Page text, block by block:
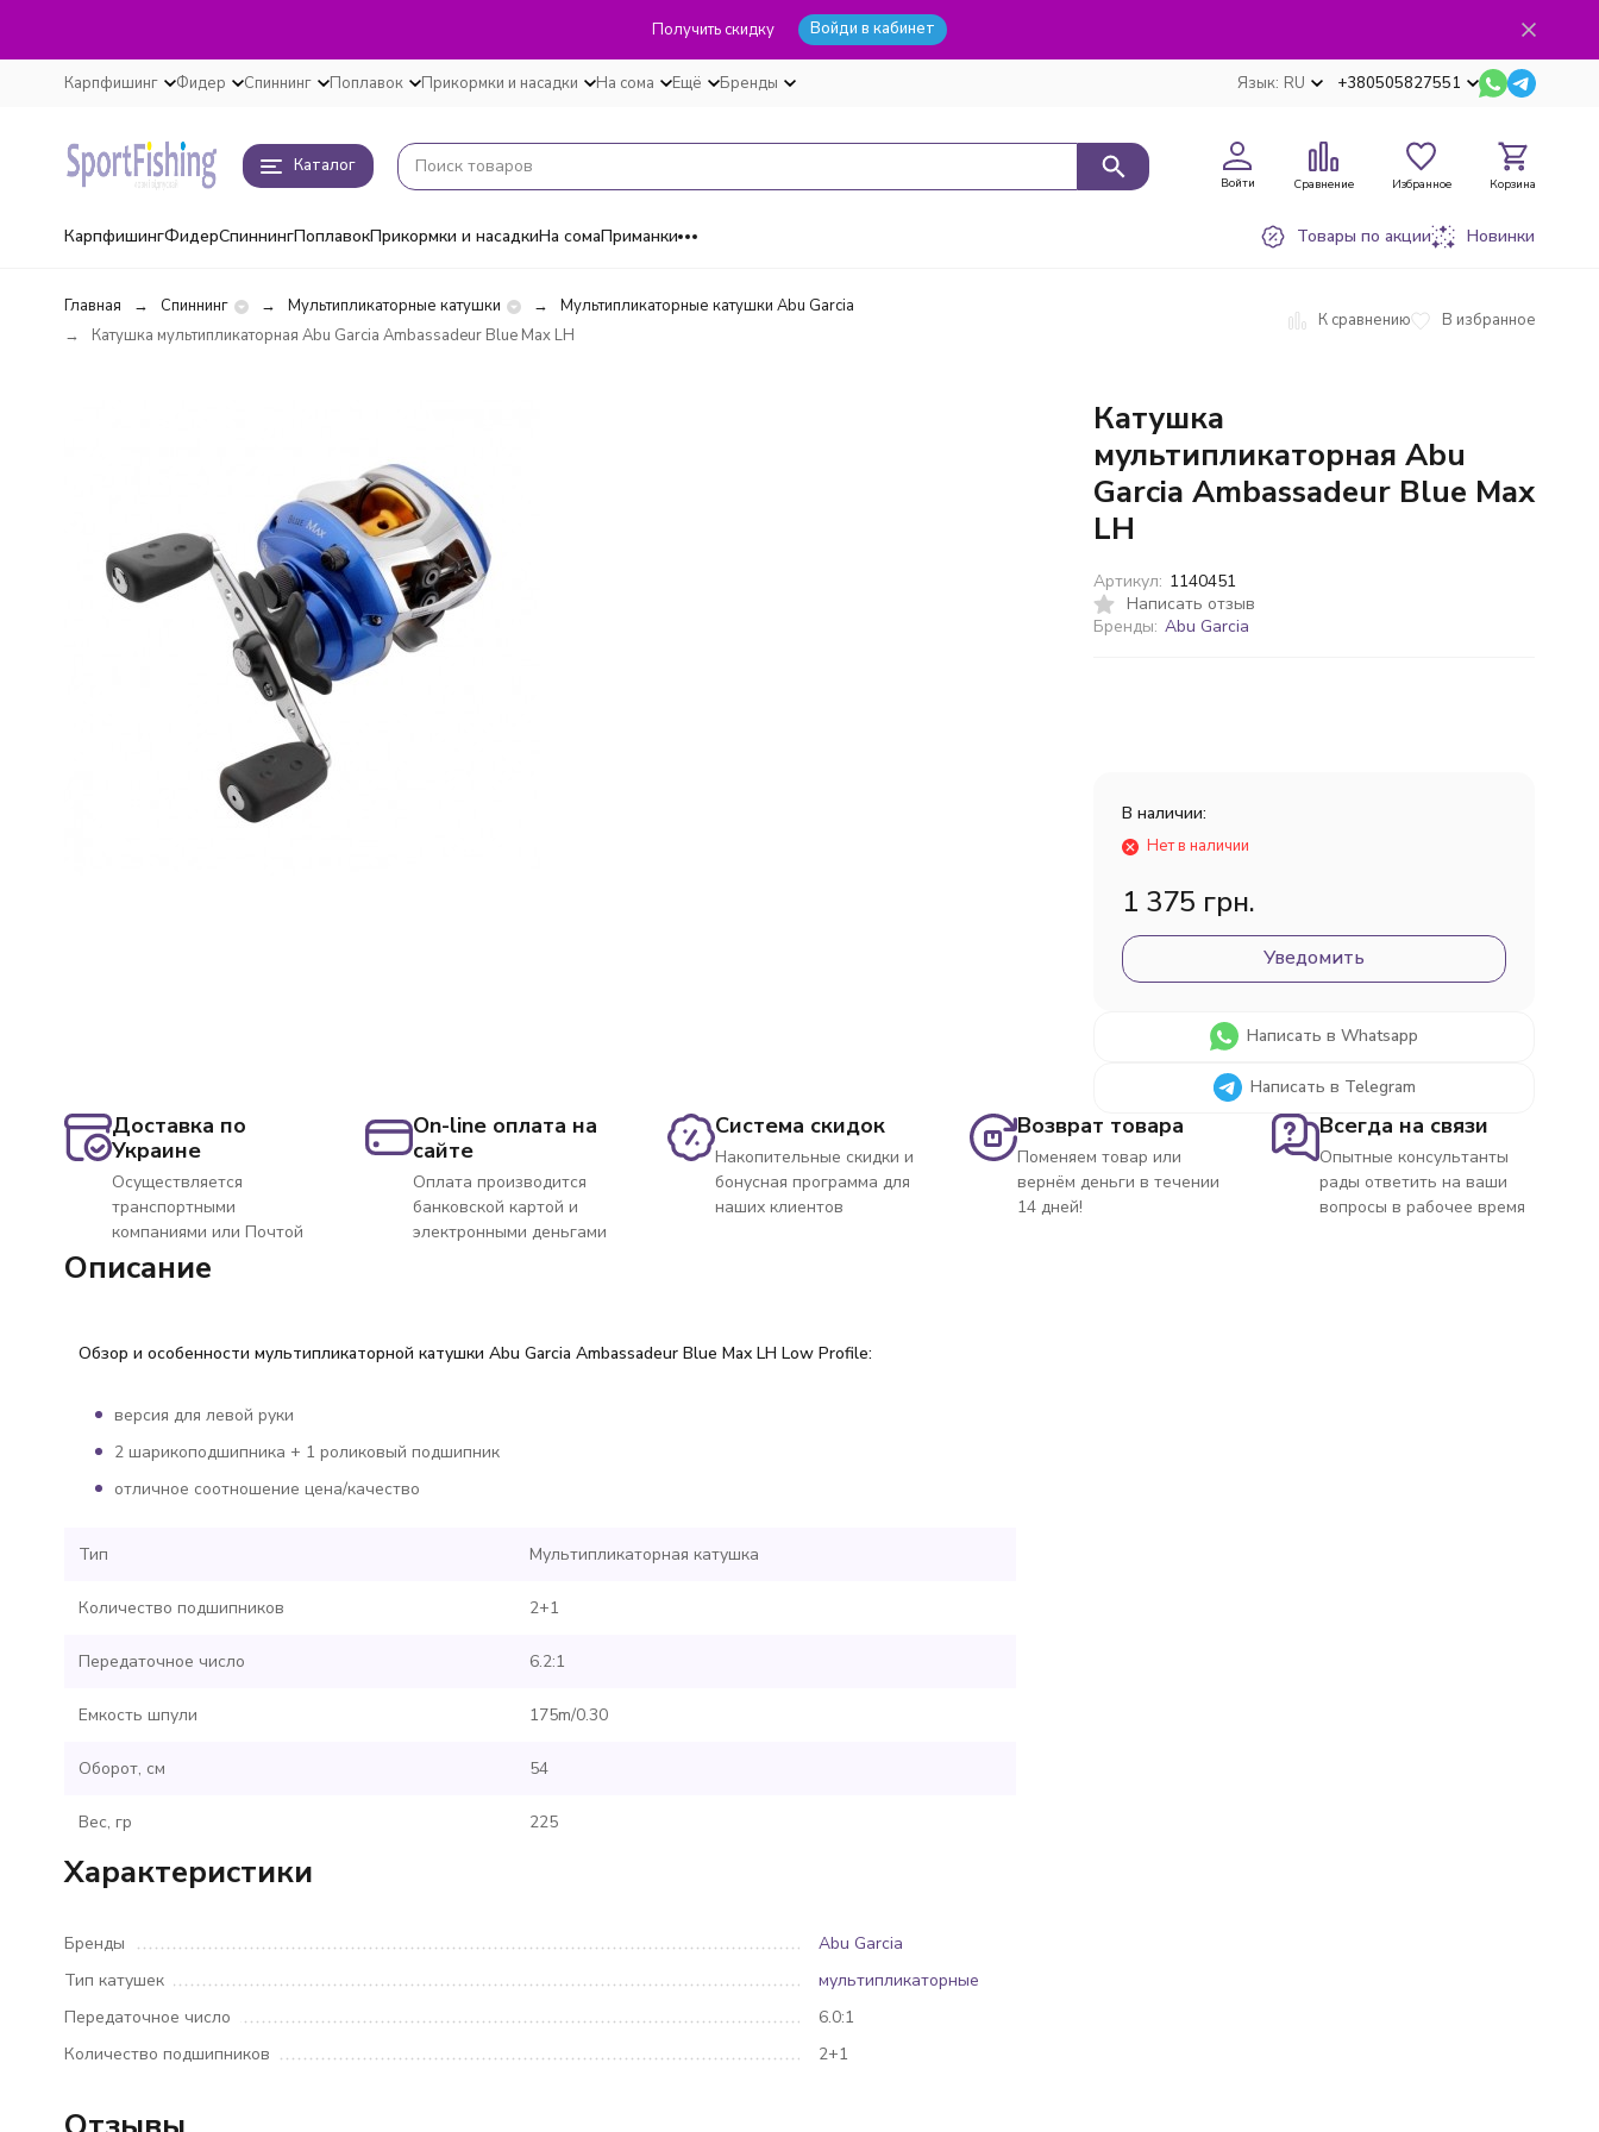
Получить скидку Войди в кабинет
Карпфишинг Фидер Спиннинг Поплавок Прикормки и насадки На сома Ещё Бренды Язык: RU +380505827551
Каталог
Войти Сравнение Избранное Корзина
КарпфишингФидерСпиннингПоплавокПрикормки и насадкиНа сомаПриманки Товары по акции Новинки
Главная Спиннинг Мультипликаторные катушки
Мультипликаторные катушки Abu Garcia
Катушка мультипликаторная Abu Garcia Ambassadeur Blue Max LH
К сравнению В избранное
Катушка
мультипликаторная Abu
Garcia Ambassadeur Blue Max
LH
Написать отзыв
Бренды: Abu Garcia
Артикул: 1140451
В наличии:
Нет в наличии
1 375 грн.
Уведомить
Написать в Whatsapp
Написать в Telegram
Доставка по
Украине
Осуществляется
транспортными
компаниями или Почтой
On-line оплата на
сайте
Оплата производится
банковской картой и
электронными деньгами
Система скидок
Накопительные скидки и
бонусная программа для
наших клиентов
Возврат товара
Поменяем товар или
вернём деньги в течении
14 дней!
Всегда на связи
Опытные консультанты
рады ответить на ваши
вопросы в рабочее время
Описание
Обзор и особенности мультипликаторной катушки Abu Garcia Ambassadeur Blue Max LH Low Profile:
версия для левой руки
2 шарикоподшипника + 1 роликовый подшипник
отличное соотношение цена/качество
Тип Мультипликаторная катушка
Количество подшипников 2+1
Передаточное число 6.2:1
Емкость шпули 175m/0.30
Оборот, см 54
Вес, гр 225
Характеристики
Бренды
Abu Garcia
Тип катушек
мультипликаторные
Передаточное число
6.0:1
Количество подшипников
2+1